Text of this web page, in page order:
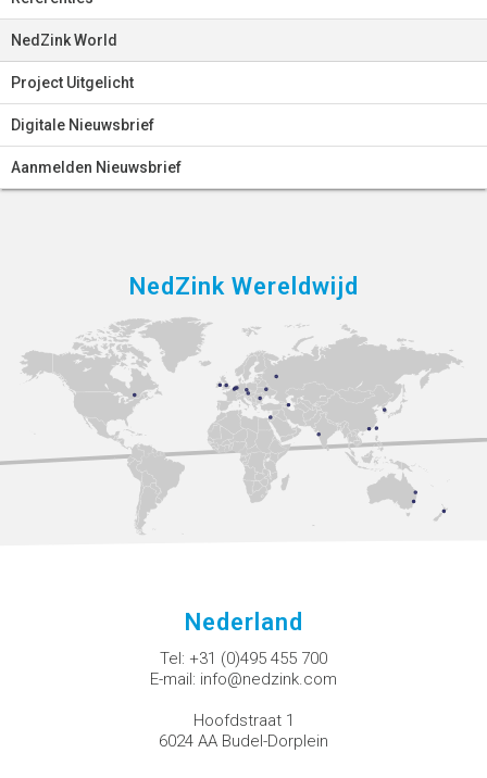
NedZink World
Project Uitgelicht
Digitale Nieuwsbrief
Aanmelden Nieuwsbrief
NedZink Wereldwijd
Nederland
Tel: +31 (0)495 455 700
E-mail: info@nedzink.com
Hoofdstraat 1
6024 AA Budel-Dorplein